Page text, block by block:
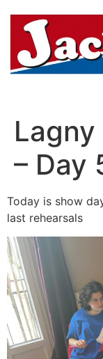
contenu
– Day
Today is show
last rehearsals